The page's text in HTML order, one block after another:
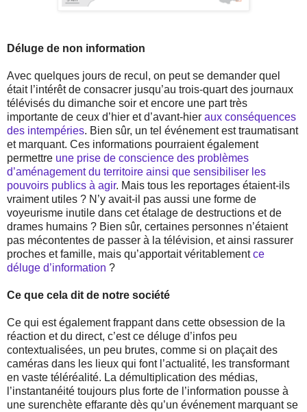
Déluge de non information
Avec quelques jours de recul, on peut se demander quel
était l’intérêt de consacrer jusqu’au trois-quart des journaux
télévisés du dimanche soir et encore une part très
importante de ceux d’hier et d’avant-hier aux conséquences
des intempéries. Bien sûr, un tel événement est traumatisant
et marquant. Ces informations pourraient également
permettre une prise de conscience des problèmes
d’aménagement du territoire ainsi que sensibiliser les
pouvoirs publics à agir. Mais tous les reportages étaient-ils
vraiment utiles ? N’y avait-il pas aussi une forme de
voyeurisme inutile dans cet étalage de destructions et de
drames humains ? Bien sûr, certaines personnes n’étaient
pas mécontentes de passer à la télévision, et ainsi rassurer
proches et famille, mais qu’apportait véritablementce
déluge d’information ?
Ce que cela dit de notre société
Ce qui est également frappant dans cette obsession de la
réaction et du direct, c’est ce déluge d’infos peu
contextualisées, un peu brutes, comme si on plaçait des
caméras dans les lieux qui font l’actualité, les transformant
en vaste téléréalité. La démultiplication des médias,
l’instantanéité toujours plus forte de l’information pousse à
une surenchète effarante dès qu’un événement marquant se